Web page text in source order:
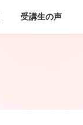
受講生の声